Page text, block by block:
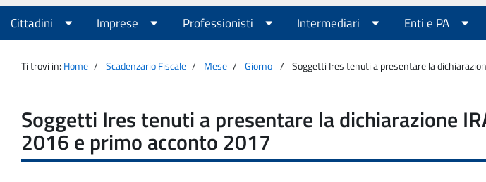
Agenzia
Entrate
Menu
principale
Cittadini Imprese Professionisti Intermediari Enti e PA
Ti trovi in: Home Scadenzario Fiscale Mese Giorno Soggetti Ires tenuti a presentare la
Soggetti Ires tenuti a presentare la dichiarazione
2016 e primo acconto 2017